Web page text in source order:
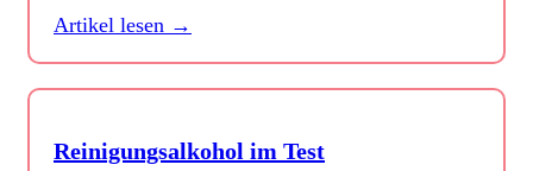
Artikel lesen →
Reinigungsalkohol im Test